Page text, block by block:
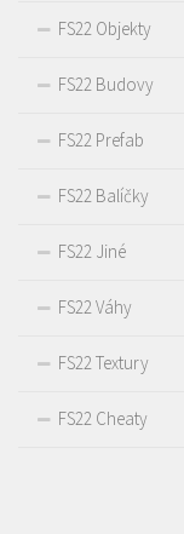
FS22 Objekty
FS22 Budovy
FS22 Prefab
FS22 Balíčky
FS22 Jiné
FS22 Váhy
FS22 Textury
FS22 Cheaty